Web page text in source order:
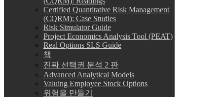
Certified Quantitative Risk Management
(CQRM): Case Studies
Risk Simulator Guide
Project Economics Analysis Tool (PEAT)
Real Options SLS Guide
책
진짜 선택권 분석 2 판
Advanced Analytical Models
Valuing Employee Stock Options
위험을 만들기